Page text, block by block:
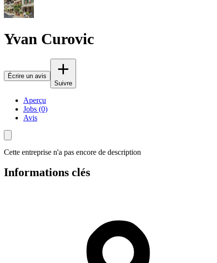
Yvan Curovic
Écrire un avis
Suivre
Aperçu
Jobs (0)
Avis
Cette entreprise n'a pas encore de description
Informations clés